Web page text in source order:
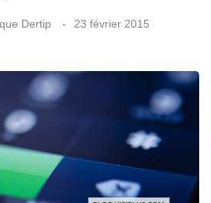
Dertip 23 février 2015